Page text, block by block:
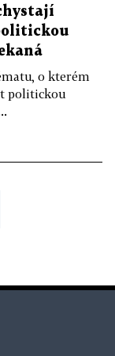
o kterém
politickou